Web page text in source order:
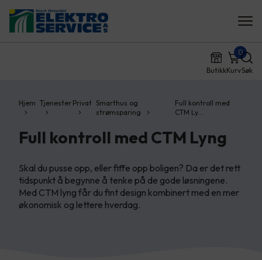
ButikkKurv
0
Søk
Hjem Tjenester Privat Smarthus og
strømsparing
Full kontroll med
CTM Ly…
Full kontroll med CTM Lyng
Skal du pusse opp, eller fiffe opp boligen? Da er det rett
tidspunkt å begynne å tenke på de gode løsningene.
Med CTM lyng får du fint design kombinert med en mer
økonomisk og lettere hverdag.